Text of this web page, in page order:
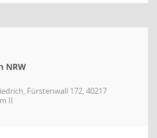
NRW
Fürstenwall 172, 40217
II